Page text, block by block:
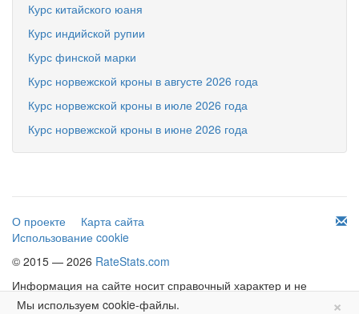
Курс китайского юаня
Курс индийской рупии
Курс финской марки
Курс норвежской кроны в августе 2026 года
Курс норвежской кроны в июле 2026 года
Курс норвежской кроны в июне 2026 года
О проекте
Карта сайта
Использование cookie
© 2015 — 2026 RateStats.com
Информация на сайте носит справочный характер и не
является офертой.
×
Мы используем cookie-файлы.